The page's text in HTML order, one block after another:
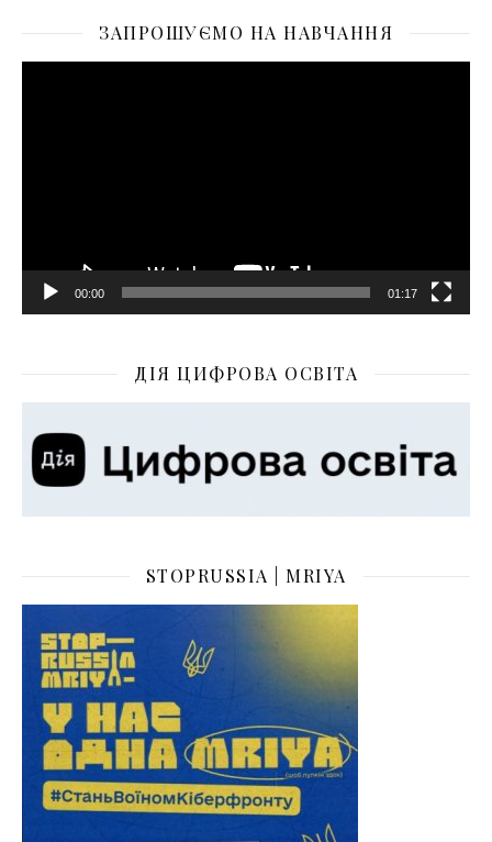
ЗАПРОШУЄМО НА НАВЧАННЯ
00:00 01:17
ДІЯ ЦИФРОВА ОСВІТА
STOPRUSSIA | MRIYA